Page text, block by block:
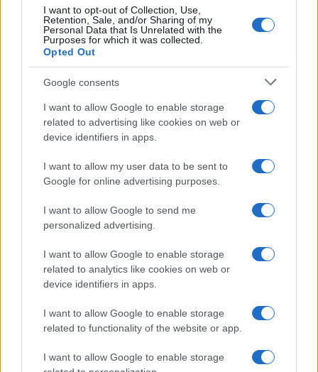
I want to opt-out of Collection, Use,
Retention, Sale, and/or Sharing of my
Personal Data that Is Unrelated with the
Purposes for which it was collected.
Opted Out
Google consents
I want to allow Google to enable storage
related to advertising like cookies on web or
device identifiers in apps.
I want to allow my user data to be sent to
Google for online advertising purposes.
I want to allow Google to send me
personalized advertising.
I want to allow Google to enable storage
related to analytics like cookies on web or
device identifiers in apps.
I want to allow Google to enable storage
related to functionality of the website or app.
I want to allow Google to enable storage
ΡΕΠΟΡΤΆΖ
Τον Ιούνιο η απόφαση για την Υψηλή Γέφυρα
Σερβίων
ΒΆΣΩ ΣΆΦΗ 26 ΦΕΒΡΟΥΑΡΊΟΥ 2026, 4:05 ΜΜ
ΠΕΡΙΣΣΌΤΕΡΑ DETAILS